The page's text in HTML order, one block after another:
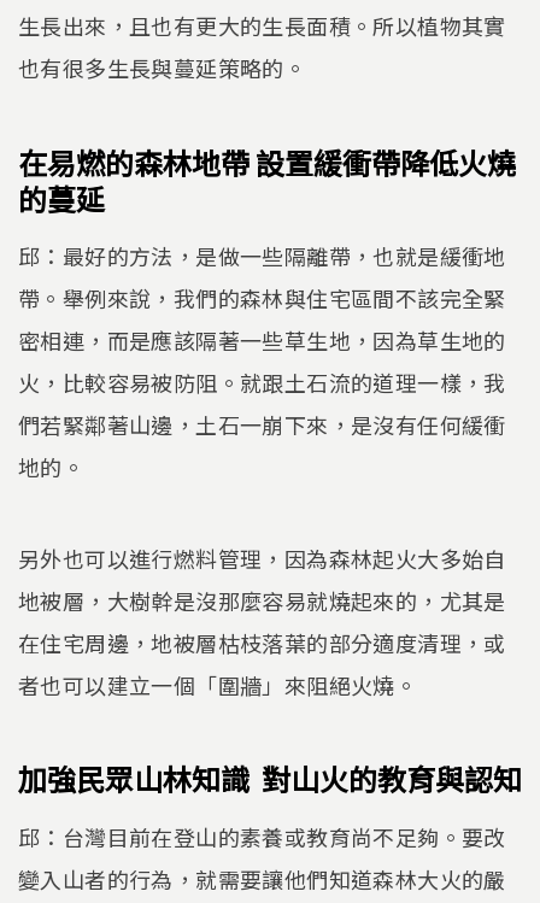
生長出來，且也有更大的生長面積。所以植物其實
也有很多生長與蔓延策略的。
在易燃的森林地帶 設置緩衝帶降低火燒
的蔓延
邱：最好的方法，是做一些隔離帶，也就是緩衝地
帶。舉例來說，我們的森林與住宅區間不該完全緊
密相連，而是應該隔著一些草生地，因為草生地的
火，比較容易被防阻。就跟土石流的道理一樣，我
們若緊鄰著山邊，土石一崩下來，是沒有任何緩衝
地的。
另外也可以進行燃料管理，因為森林起火大多始自
地被層，大樹幹是沒那麼容易就燒起來的，尤其是
在住宅周邊，地被層枯枝落葉的部分適度清理，或
者也可以建立一個「圍牆」來阻絕火燒。
加強民眾山林知識 對山火的教育與認知
邱：台灣目前在登山的素養或教育尚不足夠。要改
變入山者的行為，就需要讓他們知道森林大火的嚴